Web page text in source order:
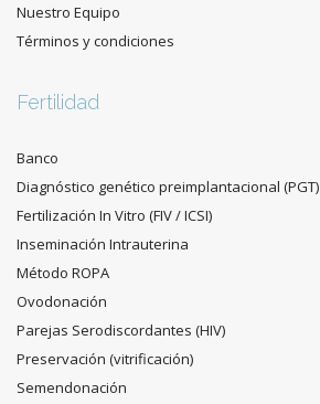
Nuestro Equipo
Términos y condiciones
Fertilidad
Banco
Diagnóstico genético preimplantacional (PGT)
Fertilización In Vitro (FIV / ICSI)
Inseminación Intrauterina
Método ROPA
Ovodonación
Parejas Serodiscordantes (HIV)
Preservación (vitrificación)
Semendonación